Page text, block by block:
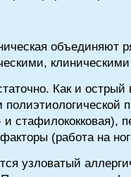
объединяют
Как и острый
и
(работа на
узловатый